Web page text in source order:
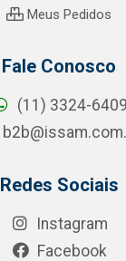
Meus Pedidos
Fale Conosco
(11) 3324-6409
Redes Sociais
Instagram
Facebook